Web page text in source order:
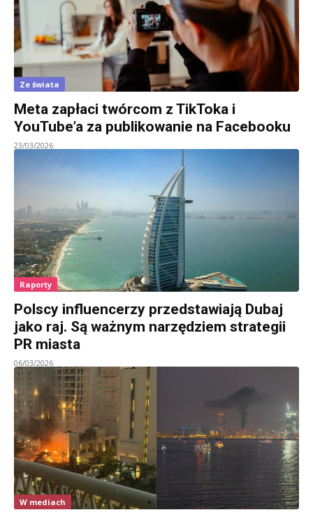
Ze świata
Meta zapłaci twórcom z TikToka i
YouTube’a za publikowanie na Facebooku
23/03/2026
Raporty
Polscy influencerzy przedstawiają Dubaj
jako raj. Są ważnym narzędziem strategii
PR miasta
06/03/2026
W mediach